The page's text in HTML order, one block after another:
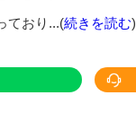
ており...(続きを読む)